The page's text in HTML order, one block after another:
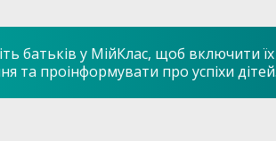
батьків у МійКлас, щоб включити
та проінформувати про успіхи дітей.